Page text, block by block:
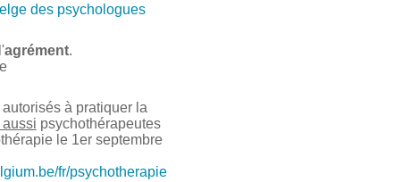
des psychologues
agrément.
à pratiquer la
aussi psychothérapeutes
le 1er septembre
fr/psychotherapie